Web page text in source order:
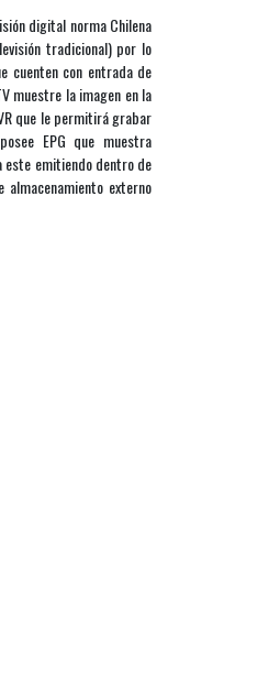
digital norma Chilena
tradicional) por lo
cuenten con entrada de
muestre la imagen en la
que le permitirá grabar
EPG que muestra
este emitiendo dentro de
externo